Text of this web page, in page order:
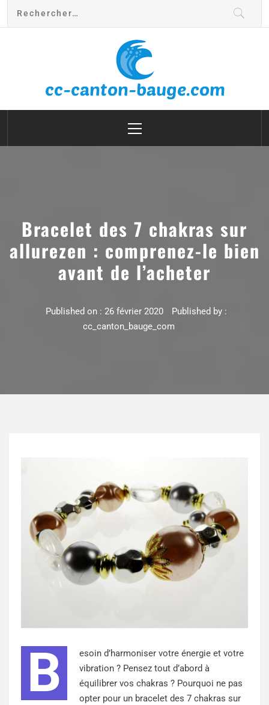
cc canton bauge
Bracelet des 7 chakras sur
allurezen : comprenez-le bien
avant de l’acheter
Published on : 26 février 2020
Published by :
cc_canton_bauge_com
B
esoin d’harmoniser votre énergie et votre
vibration ? Pensez tout d’abord à
équilibrer vos chakras ? Pourquoi ne pas
opter pour un bracelet des 7 chakras sur